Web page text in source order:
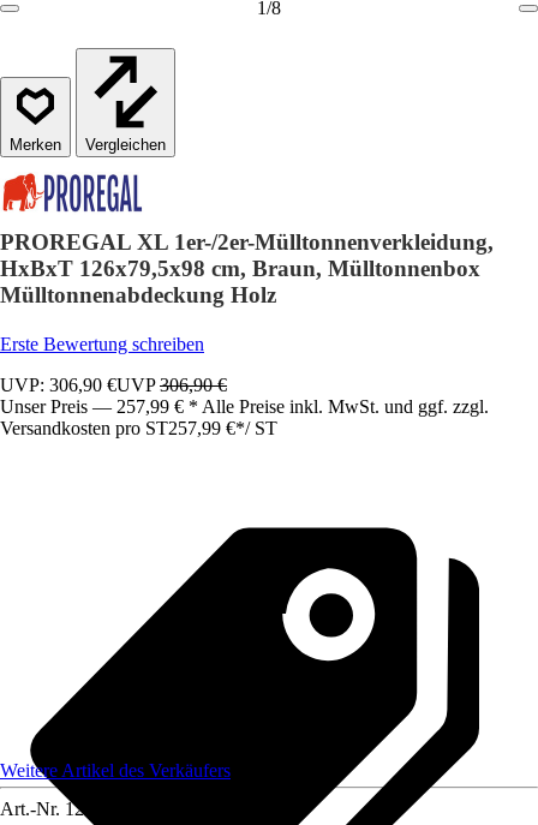
1/8
Vergleichen
PROREGAL XL 1er-/2er-Mülltonnenverkleidung,
HxBxT 126x79,5x98 cm, Braun, Mülltonnenbox
Mülltonnenabdeckung Holz
Erste Bewertung schreiben
UVP: 306,90 €UVP306,90 €
Unser Preis — 257,99 € * Alle Preise inkl. MwSt. und ggf. zzgl.
Versandkosten pro ST257,99 €*/ ST
Weitere Artikel des Verkäufers
Art.-Nr. 12647006